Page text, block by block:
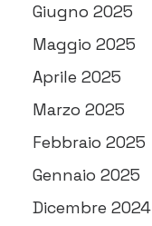
Giugno 2025
Maggio 2025
Aprile 2025
Marzo 2025
Febbraio 2025
Gennaio 2025
Dicembre 2024